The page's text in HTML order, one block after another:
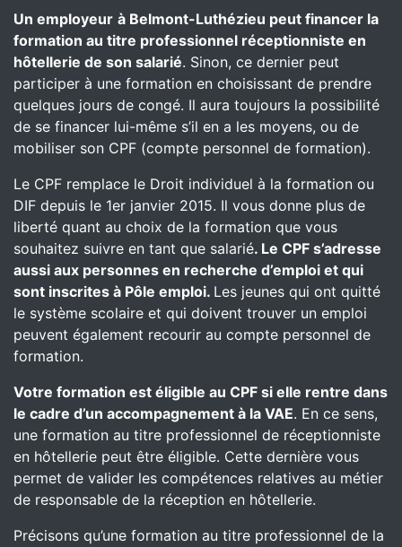
Un employeur à Belmont-Luthézieu peut financer la
formation au titre professionnel réceptionniste en
hôtellerie de son salarié. Sinon, ce dernier peut
participer à une formation en choisissant de prendre
quelques jours de congé. Il aura toujours la possibilité
de se financer lui-même s’il en a les moyens, ou de
mobiliser son CPF (compte personnel de formation).
Le CPF remplace le Droit individuel à la formation ou
DIF depuis le 1er janvier 2015. Il vous donne plus de
liberté quant au choix de la formation que vous
souhaitez suivre en tant que salarié. Le CPF s’adresse
aussi aux personnes en recherche d’emploi et qui
sont inscrites à Pôle emploi. Les jeunes qui ont quitté
le système scolaire et qui doivent trouver un emploi
peuvent également recourir au compte personnel de
formation.
Votre formation est éligible au CPF si elle rentre dans
le cadre d’un accompagnement à la VAE. En ce sens,
une formation au titre professionnel de réceptionniste
en hôtellerie peut être éligible. Cette dernière vous
permet de valider les compétences relatives au métier
de responsable de la réception en hôtellerie.
Précisons qu’une formation au titre professionnel de la